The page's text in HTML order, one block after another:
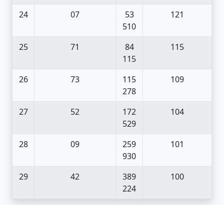
24 07
53
510
121
25 71
84
115
115
26 73
115
278
109
27 52
172
529
104
28 09
259
930
101
29 42
389
224
100